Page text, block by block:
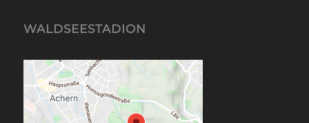
WALDSEESTADION